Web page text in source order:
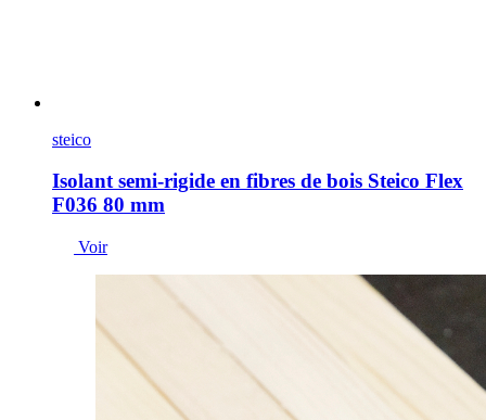
steico
Isolant semi-rigide en fibres de bois Steico Flex
F036 80 mm
Voir